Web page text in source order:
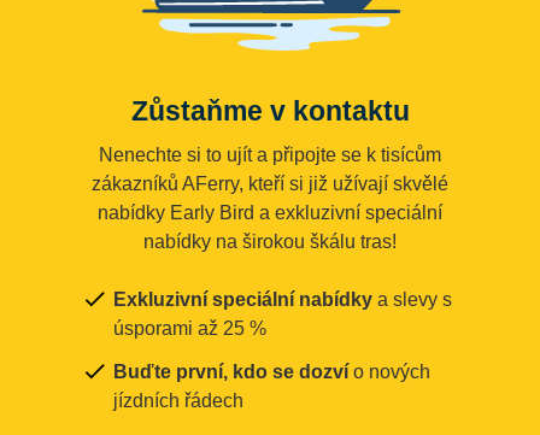
Zůstaňme v kontaktu
Nenechte si to ujít a připojte se k tisícům
zákazníků AFerry, kteří si již užívají skvělé
nabídky Early Bird a exkluzivní speciální
nabídky na širokou škálu tras!
Exkluzivní speciální nabídky a slevy s
úsporami až 25 %
Buďte první, kdo se dozví o nových
jízdních řádech